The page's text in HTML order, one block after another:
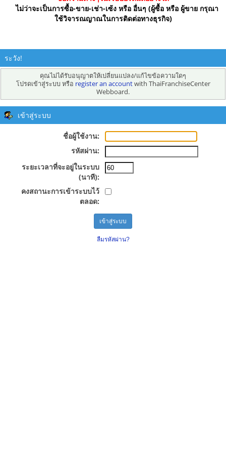
ไม่ว่าจะเป็นการซื้อ-ขาย-เช่า-เซ้ง หรือ อื่นๆ (ผู้ซื้อ หรือ ผู้ขาย กรุณา
ใช้วิจารณญาณในการติดต่อทางธุรกิจ)
ระวัง!
คุณไม่ได้รับอนุญาตให้เปลี่ยนแปลง/แก้ไขข้อความใดๆ
โปรดเข้าสู่ระบบ หรือ register an accountwith ThaiFranchiseCenter
Webboard.
เข้าสู่ระบบ
ชื่อผู้ใช้งาน:
รหัสผ่าน:
ระยะเวลาที่จะอยู่ในระบบ
(นาที):
คงสถานะการเข้าระบบไว้
ตลอด:
ลืมรหัสผ่าน?